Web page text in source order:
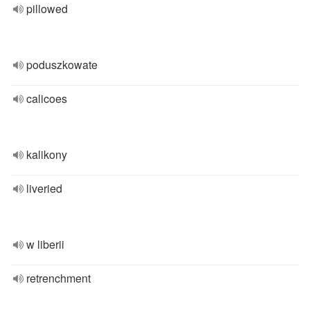
pillowed
poduszkowate
calicoes
kalikony
liveried
w liberii
retrenchment